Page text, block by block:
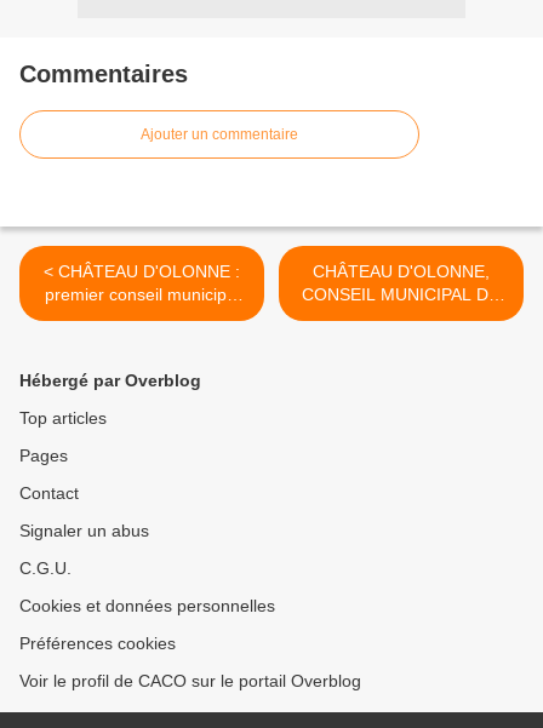
Commentaires
Ajouter un commentaire
< CHÂTEAU D'OLONNE :
premier conseil municipal
dans le nouvel Hôtel de
CHÂTEAU D'OLONNE,
CONSEIL MUNICIPAL DU
MARDI 28 JUIN 2016
Hébergé par Overblog
Top articles
Pages
Contact
Signaler un abus
C.G.U.
Cookies et données personnelles
Préférences cookies
Voir le profil de CACO sur le portail Overblog